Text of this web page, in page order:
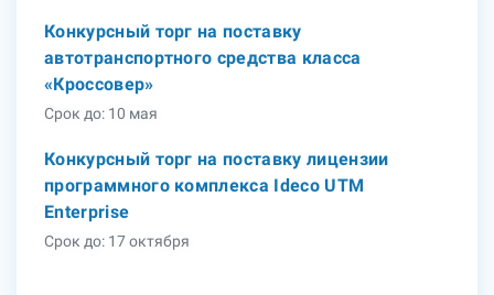
Конкурсный торг на поставку
автотранспортного средства класса
«Кроссовер»
Срок до: 10 мая
Конкурсный торг на поставку лицензии
программного комплекса Ideco UTM
Enterprise
Срок до: 17 октября